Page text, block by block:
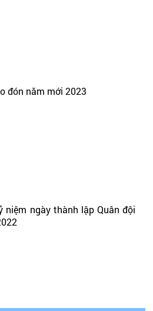
đón năm mới 2023
niệm ngày thành lập Quân đội